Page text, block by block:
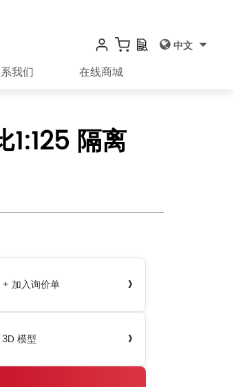
我们 在线商城
中文
隔离
+ 加入询价单 ›
3D 模型 ›